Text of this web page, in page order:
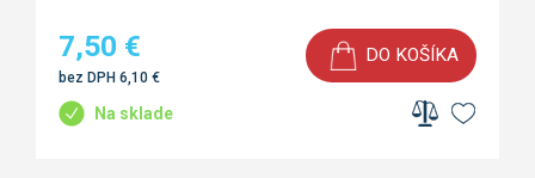
7,50 €
bez DPH 6,10 €
DO KOŠÍKA
Na sklade